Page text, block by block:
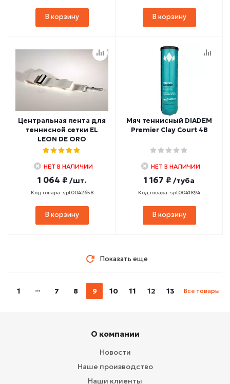
В корзину В корзину
Центральная лента для
теннисной сетки EL
LEON DE ORO
НЕТ В НАЛИЧИИ
1 064 ₽ /шт.
Код товара: spt0042658
В корзину
Мяч теннисный DIADEM
Premier Clay Court 4B
НЕТ В НАЛИЧИИ
1 167 ₽ /туба
Код товара: spt0041894
В корзину
Показать еще
1 7 8 9 10 11 12 13 Все товары
О компании
Новости
Наше производство
Наши клиенты